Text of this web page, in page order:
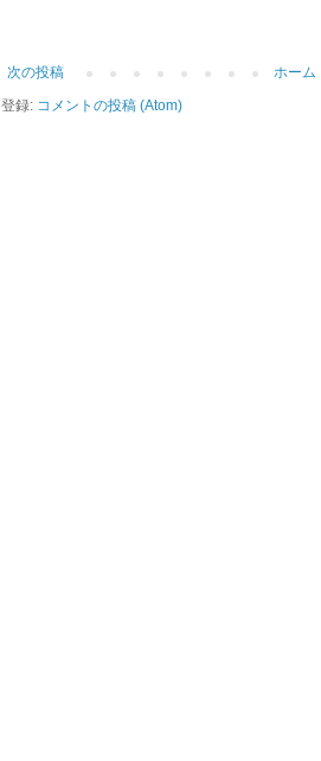
次の投稿
ホーム
登録: コメントの投稿 (Atom)